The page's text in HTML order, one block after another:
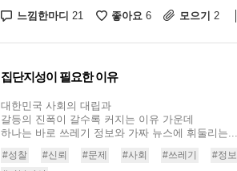
느낌한마디 21 좋아요 6 모으기 2
집단지성이 필요한 이유
대한민국 사회의 대립과
갈등의 진폭이 갈수록 커지는 이유 가운데
하나는 바로 쓰레기 정보와 가짜 뉴스에 휘둘리는...
#성찰 #신뢰 #문제 #사회 #쓰레기 #정보